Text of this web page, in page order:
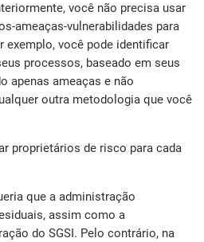
você não precisa usar
ameaças-vulnerabilidades para
você pode identificar
processos, baseado em seus
apenas ameaças e não
outra metodologia que você
proprietários de risco para cada
que a administração
assim como a
do SGSI. Pelo contrário, na